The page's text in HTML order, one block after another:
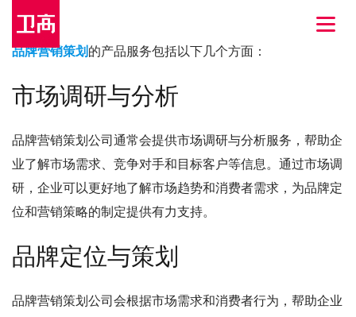
品牌营销策划 的产品服务包括以下几个方面：
市场调研与分析
品牌营销策划公司通常会提供市场调研与分析服务，帮助企
业了解市场需求、竞争对手和目标客户等信息。通过市场调
研，企业可以更好地了解市场趋势和消费者需求，为品牌定
位和营销策略的制定提供有力支持。
品牌定位与策划
品牌营销策划公司会根据市场需求和消费者行为，帮助企业